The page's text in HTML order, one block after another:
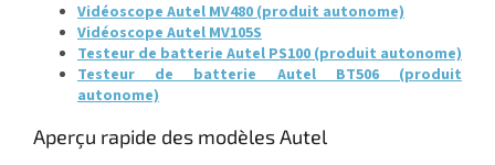
Vidéoscope Autel MV480 (produit autonome)
Vidéoscope Autel MV105S
Testeur de batterie Autel PS100 (produit autonome)
Testeur de batterie Autel BT506 (produit
autonome)
Aperçu rapide des modèles Autel